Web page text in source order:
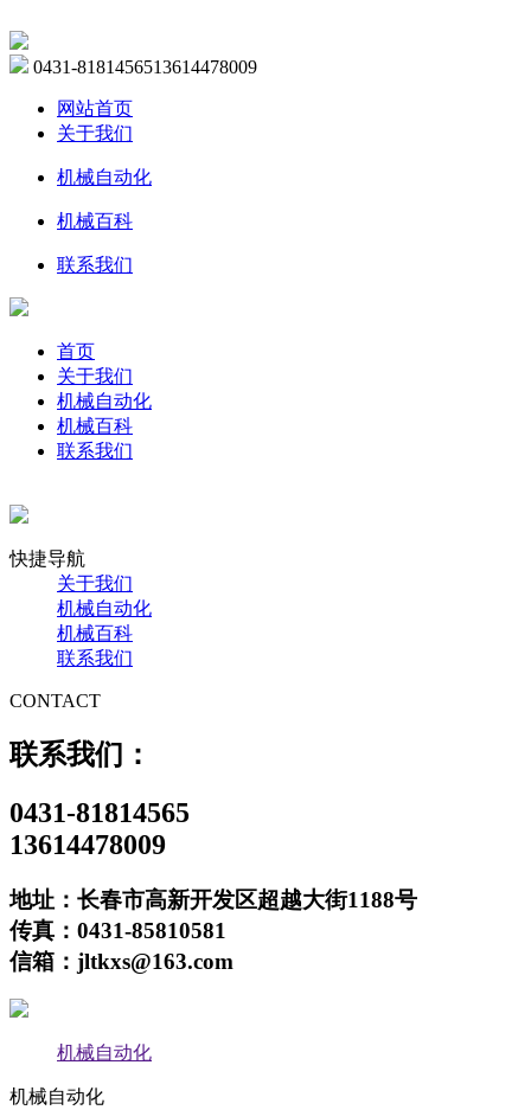
0431-8181456513614478009
网站首页
关于我们
机械自动化
机械百科
联系我们
首页
关于我们
机械自动化
机械百科
联系我们
快捷导航
关于我们
机械自动化
机械百科
联系我们
CONTACT
联系我们：
0431-81814565
13614478009
地址：长春市高新开发区超越大街1188号
传真：0431-85810581
信箱：jltkxs@163.com
机械自动化
机械自动化